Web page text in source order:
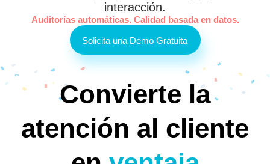
interacción.
Auditorías automáticas. Calidad basada en datos.
Solicita una Demo Gratuita
Convierte la
atención al cliente